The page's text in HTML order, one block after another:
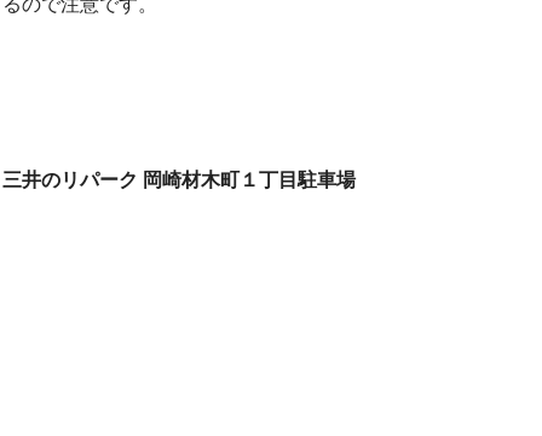
三井のリパーク 岡崎材木町１丁目駐車場